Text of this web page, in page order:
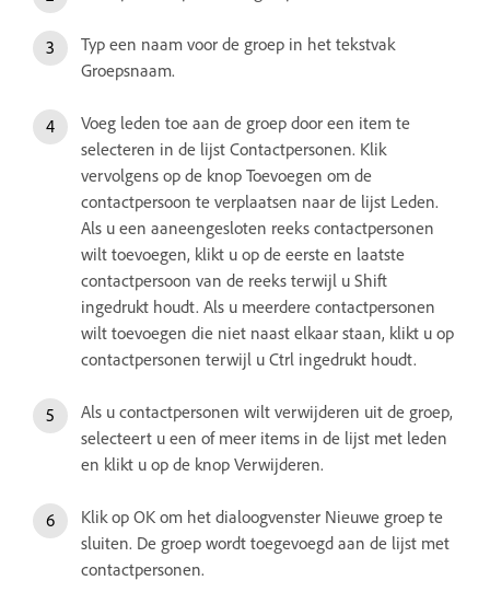
Typ een naam voor de groep in het tekstvak
Groepsnaam.
Voeg leden toe aan de groep door een item te
selecteren in de lijst Contactpersonen. Klik
vervolgens op de knop Toevoegen om de
contactpersoon te verplaatsen naar de lijst Leden.
Als u een aaneengesloten reeks contactpersonen
wilt toevoegen, klikt u op de eerste en laatste
contactpersoon van de reeks terwijl u Shift
ingedrukt houdt. Als u meerdere contactpersonen
wilt toevoegen die niet naast elkaar staan, klikt u op
contactpersonen terwijl u Ctrl ingedrukt houdt.
Als u contactpersonen wilt verwijderen uit de groep,
selecteert u een of meer items in de lijst met leden
en klikt u op de knop Verwijderen.
Klik op OK om het dialoogvenster Nieuwe groep te
sluiten. De groep wordt toegevoegd aan de lijst met
contactpersonen.